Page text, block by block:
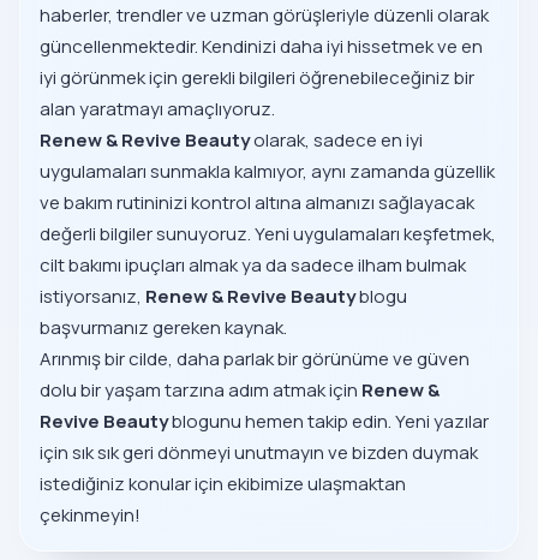
haberler, trendler ve uzman görüşleriyle düzenli olarak
güncellenmektedir. Kendinizi daha iyi hissetmek ve en
iyi görünmek için gerekli bilgileri öğrenebileceğiniz bir
alan yaratmayı amaçlıyoruz.
Renew & Revive Beautyolarak, sadece en iyi
uygulamaları sunmakla kalmıyor, aynı zamanda güzellik
ve bakım rutininizi kontrol altına almanızı sağlayacak
değerli bilgiler sunuyoruz. Yeni uygulamaları keşfetmek,
cilt bakımı ipuçları almak ya da sadece ilham bulmak
istiyorsanız, Renew & Revive Beautyblogu
başvurmanız gereken kaynak.
Arınmış bir cilde, daha parlak bir görünüme ve güven
dolu bir yaşam tarzına adım atmak için Renew &
Revive Beautyblogunu hemen takip edin. Yeni yazılar
için sık sık geri dönmeyi unutmayın ve bizden duymak
istediğiniz konular için ekibimize ulaşmaktan
çekinmeyin!